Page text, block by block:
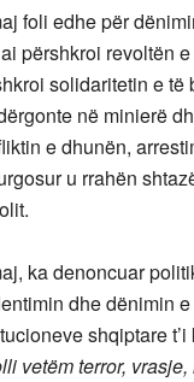
foli edhe për
përshkroi revoltën
solidaritetin e
në minierë
e dhunën,
u rrahën
ka denoncuar
dhe dënimin
shqiptare
vetëm terror,